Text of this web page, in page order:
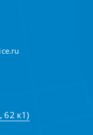
62 к1)